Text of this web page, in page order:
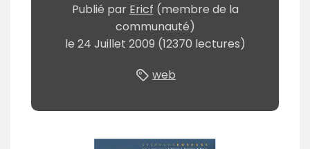
Publié par Ericf (membre de la
communauté)
le 24 Juillet 2009 (12370 lectures)
web